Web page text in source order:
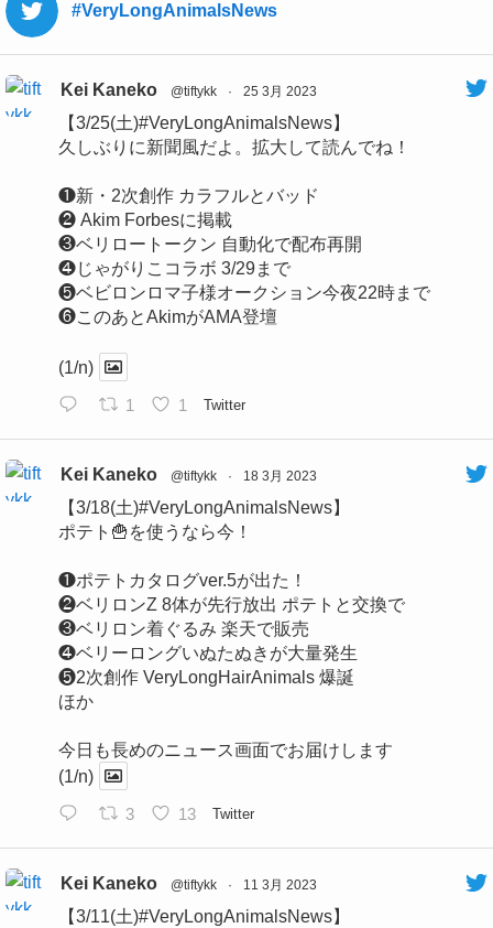
#VeryLongAnimalsNews
Kei Kaneko @tiftykk · 25 3月 2023
【3/25(土)#VeryLongAnimalsNews】
久しぶりに新聞風だよ。拡大して読んでね！
❶新・2次創作 カラフルとバッド
❷ Akim Forbesに掲載
❸ベリロートークン 自動化で配布再開
❹じゃがりこコラボ 3/29まで
❺ベビロンロマ子様オークション今夜22時まで
❻このあとAkimがAMA登壇
(1/n)
1 1 Twitter
Kei Kaneko @tiftykk · 18 3月 2023
【3/18(土)#VeryLongAnimalsNews】
ポテト🍟を使うなら今！
❶ポテトカタログver.5が出た！
❷ベリロンZ 8体が先行放出 ポテトと交換で
❸ベリロン着ぐるみ 楽天で販売
❹ベリーロングいぬたぬきが大量発生
❺2次創作 VeryLongHairAnimals 爆誕
ほか
今日も長めのニュース画面でお届けします
(1/n)
3 13 Twitter
Kei Kaneko @tiftykk · 11 3月 2023
【3/11(土)#VeryLongAnimalsNews】